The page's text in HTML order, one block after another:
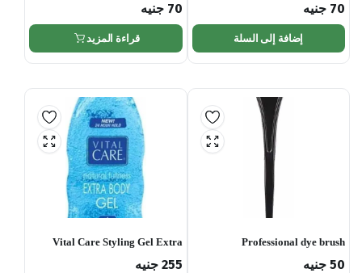
70 جنيه
إضافة إلى السلة
70 جنيه
قراءة المزيد
Professional dye brush
50 جنيه
Vital Care Styling Gel Extra
255 جنيه